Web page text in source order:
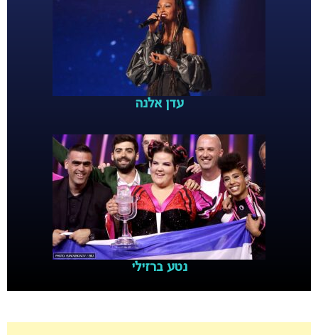
עדן אלנה
נטע ברזילי